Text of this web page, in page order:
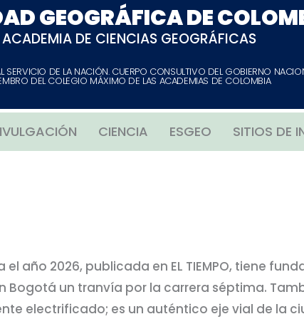
GEOGRÁFICA DE
ACADEMIA DE CIENCIAS GEOGRÁFICAS
SERVICIO DE LA NACIÓN. CUERPO CONSULTIVO DEL GOBIERNO
DEL COLEGIO MÁXIMO DE LAS ACADEMIAS DE COLOMBIA
CIENCIA ESGEO SITIOS DE
año 2026, publicada en EL TIEMPO, tiene
Bogotá un tranvía por la carrera séptima.
electrificado; es un auténtico eje vial de la